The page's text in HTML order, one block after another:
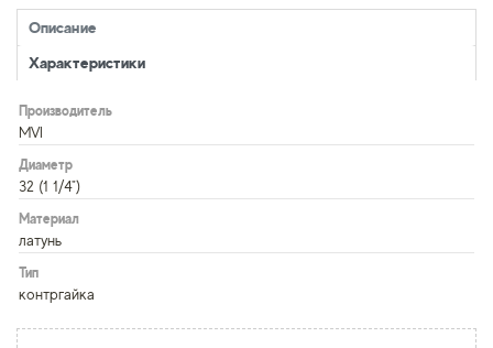
Описание
Характеристики
Производитель
MVI
Диаметр
32 (1 1/4")
Материал
латунь
Тип
контргайка